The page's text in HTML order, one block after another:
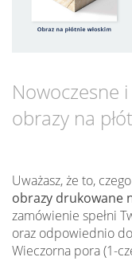
Nowoczesne
obrazy na
Uważasz, że to,
obrazy drukowane
zamówienie spełni
oraz odpowiednio
Wieczorna pora (1-